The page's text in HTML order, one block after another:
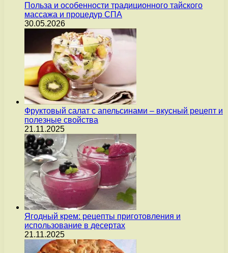
Польза и особенности традиционного тайского
массажа и процедур СПА
30.05.2026
Фруктовый салат с апельсинами – вкусный рецепт и
полезные свойства
21.11.2025
Ягодный крем: рецепты приготовления и
использование в десертах
21.11.2025